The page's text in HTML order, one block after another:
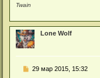
Twain
Lone Wolf
С29 мар 2015, 15:32